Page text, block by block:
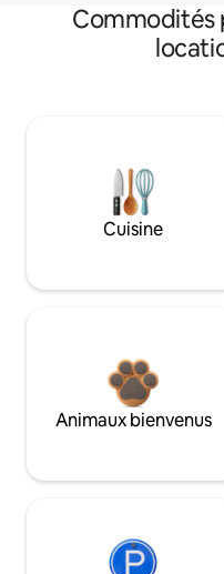
Commodités
Cuisine
Animaux bienvenus